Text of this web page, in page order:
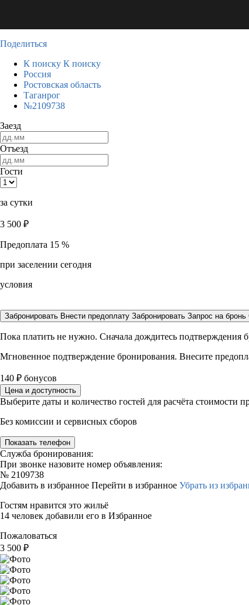
Поделиться
К поиску К поиску
Россия
Ростовская область
Таганрог
№2109738
Заезд
Отъезд
Гости
за сутки
3 500 ₽
Предоплата 15 %
при заселении сегодня
условия
Забронировать Внести предоплату Забронировать Запрос на бронь
Пока платить не нужно. Сначала дождитесь подтверждения
Мгновенное подтверждение бронирования. Внесите
140 ₽ бонусов
Цена и доступность
Выберите даты и количество гостей для расчёта стоимости
Без комиссии и сервисных сборов
Показать телефон
Служба бронирования:
При звонке назовите номер объявления:
№ 2109738
Добавить в избранное Перейти в избранное Убрать из
Гостям нравится это жильё
14 человек добавили его в Избранное
Пожаловаться
3 500 ₽